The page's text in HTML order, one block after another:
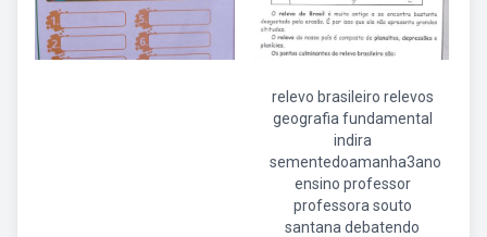
relevo brasileiro relevos
geografia fundamental
indira
sementedoamanha3ano
ensino professor
professora souto
santana debatendo